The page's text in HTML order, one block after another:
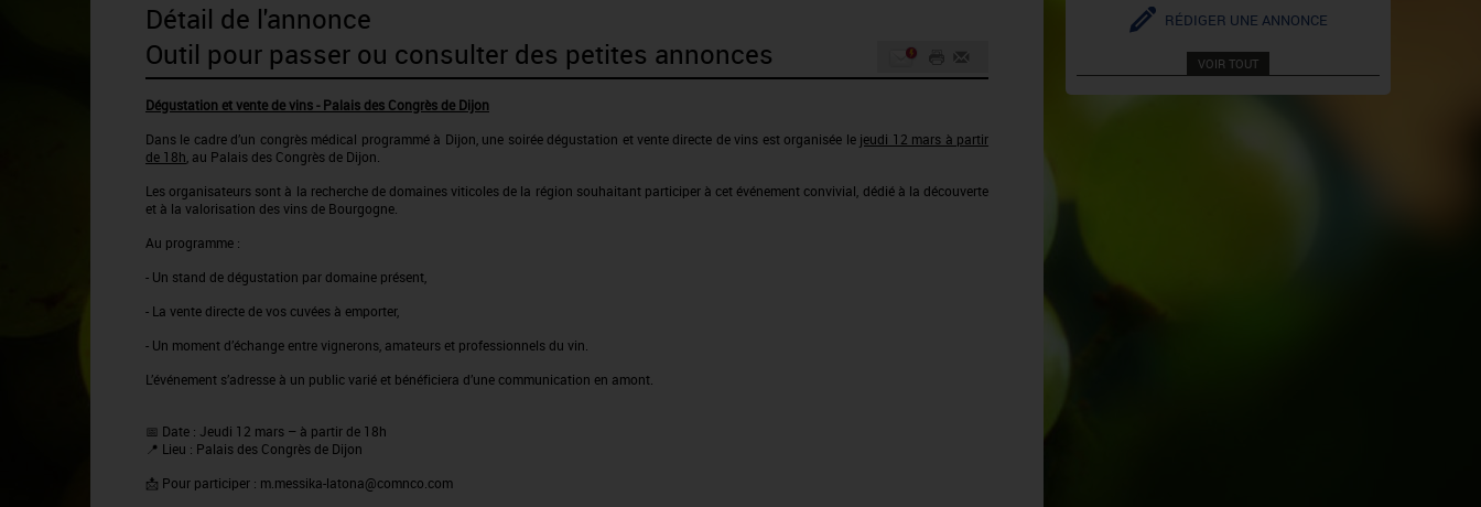
Détail de l'annonce
Outil pour passer ou consulter des petites annonces
Dégustation et vente de vins - Palais des Congrès de Dijon
Dans le cadre d’un congrès médical programmé à Dijon, une soirée dégustation et vente directe de vins est organisée le jeudi 12 mars à partir
de 18h , au Palais des Congrès de Dijon.
Les organisateurs sont à la recherche de domaines viticoles de la région souhaitant participer à cet événement convivial, dédié à la découverte
et à la valorisation des vins de Bourgogne.
Au programme :
- Un stand de dégustation par domaine présent,
- La vente directe de vos cuvées à emporter,
- Un moment d’échange entre vignerons, amateurs et professionnels du vin.
L’événement s’adresse à un public varié et bénéficiera d’une communication en amont.
📅 Date : Jeudi 12 mars – à partir de 18h
📍 Lieu : Palais des Congrès de Dijon
📩 Pour participer : m.messika-latona@comnco.com
RÉDIGER UNE ANNONCE
VOIR TOUT